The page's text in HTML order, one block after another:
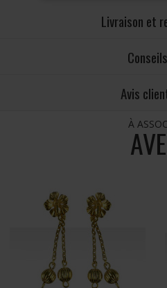
Livraison et
Conseils
Avis
À